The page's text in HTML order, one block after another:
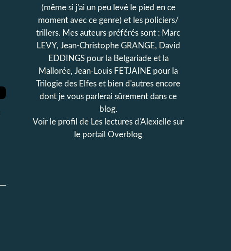
(même si j'ai un peu levé le pied en ce
moment avec ce genre) et les policiers/
trillers. Mes auteurs préférés sont : Marc
LEVY, Jean-Christophe GRANGE, David
EDDINGS pour la Belgariade et la
Mallorée, Jean-Louis FETJAINE pour la
Trilogie des Elfes et bien d'autres encore
dont je vous parlerai sûrement dans ce
blog.
Voir le profil de Les lectures d'Alexielle sur
le portail Overblog